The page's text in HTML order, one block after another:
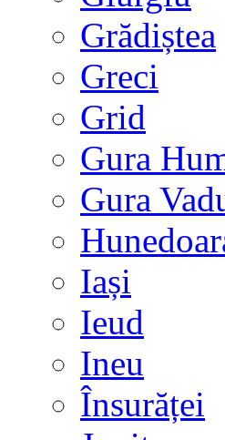
Grădiștea
Greci
Grid
Gura
Gura
Iași
Ieud
Ineu
Însurăței